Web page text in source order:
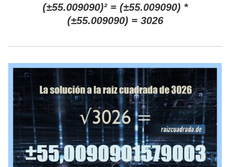
(±55.009090)² = (±55.009090) *
(±55.009090) = 3026